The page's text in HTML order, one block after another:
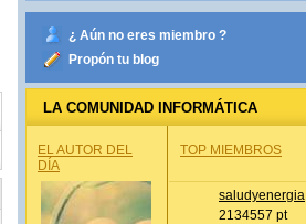
¿ Aún no eres miembro ?
Propón tu blog
LA COMUNIDAD INFORMÁTICA
EL AUTOR DEL
DÍA
TOP MIEMBROS
saludyenergia
2134557 pt